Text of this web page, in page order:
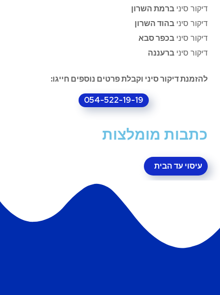
דיקור סיני ברמת השרון
דיקור סיני בהוד השרון
דיקור סיני בכפר סבא
דיקור סיני ברעננה
להזמנת דיקור סיני וקבלת פרטים נוספים חייגו:
054-522-19-19
כתבות מומלצות
עיסוי עד הבית